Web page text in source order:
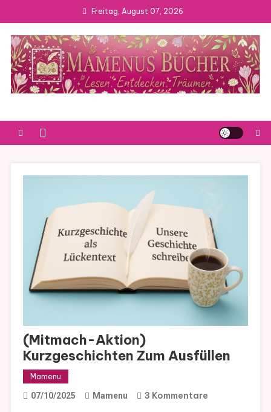
to
content
Freitag, August 07, 2026
(Mitmach-Aktion)
Kurzgeschichten Zum Ausfüllen
Mamenu
07/10/2025 Mamenu 3 KommentareZu